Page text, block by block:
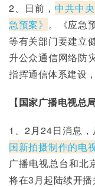
2、日前，中共中
急预案》 。《应急
等有关部门要建立
升公众通信网络防
指挥通信体系建设
【国家广播电视总局
1、2月24日消息，
国新拍摄制作的电
广播电视总台和北
将在3月起陆续开播